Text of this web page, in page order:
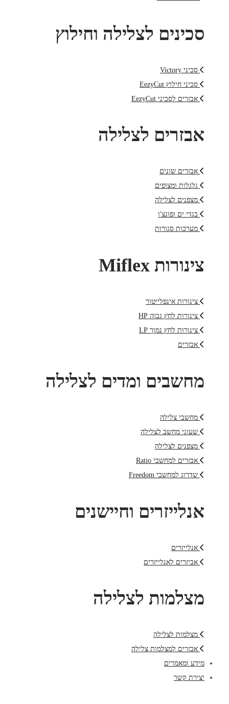
סכינים לצלילה וחילוץ
סכיני Victory
סכיני חילוץ EezyCut
אבזרים לסכיני EezyCut
אבזרים לצלילה
אבזרים שונים
גלגלות ומצופים
מצפנים לצלילה
בגדי ים ופונצ'ו
מערכות סגורות
צינורות Miflex
צינורות אינפלייטור
צינורות לחץ גבוה HP
צינורות לחץ נמוך LP
אבזרים
מחשבים ומדים לצלילה
מחשבי צלילה
שעוני מחשב לצלילה
מצפנים לצלילה
אבזרים למחשבי Ratio
שדרוג למחשבי Freedom
אנלייזרים וחיישנים
אנלייזרים
אביזרים לאנלייזרים
מצלמות לצלילה
מצלמות לצלילה
אבזרים למצלמות צלילה
מידע ומאמרים
יצירת קשר